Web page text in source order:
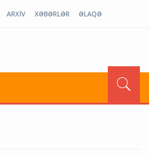
ARXİV XƏBƏRLƏR ƏLAQƏ